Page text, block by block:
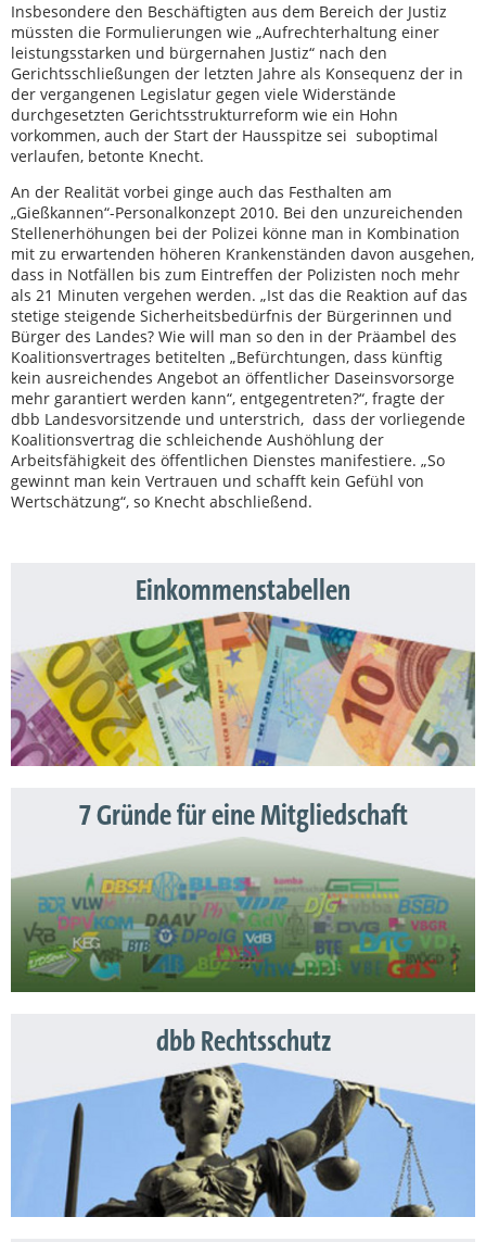
Insbesondere den Beschäftigten aus dem Bereich der Justiz
müssten die Formulierungen wie „Aufrechterhaltung einer
leistungsstarken und bürgernahen Justiz“ nach den
Gerichtsschließungen der letzten Jahre als Konsequenz der in
der vergangenen Legislatur gegen viele Widerstände
durchgesetzten Gerichtsstrukturreform wie ein Hohn
vorkommen, auch der Start der Hausspitze sei suboptimal
verlaufen, betonte Knecht.
An der Realität vorbei ginge auch das Festhalten am
„Gießkannen“-Personalkonzept 2010. Bei den unzureichenden
Stellenerhöhungen bei der Polizei könne man in Kombination
mit zu erwartenden höheren Krankenständen davon ausgehen,
dass in Notfällen bis zum Eintreffen der Polizisten noch mehr
als 21 Minuten vergehen werden. „Ist das die Reaktion auf das
stetige steigende Sicherheitsbedürfnis der Bürgerinnen und
Bürger des Landes? Wie will man so den in der Präambel des
Koalitionsvertrages betitelten „Befürchtungen, dass künftig
kein ausreichendes Angebot an öffentlicher Daseinsvorsorge
mehr garantiert werden kann“, entgegentreten?“, fragte der
dbb Landesvorsitzende und unterstrich, dass der vorliegende
Koalitionsvertrag die schleichende Aushöhlung der
Arbeitsfähigkeit des öffentlichen Dienstes manifestiere. „So
gewinnt man kein Vertrauen und schafft kein Gefühl von
Wertschätzung“, so Knecht abschließend.
Einkommenstabellen
7 Gründe für eine Mitgliedschaft
dbb Rechtsschutz